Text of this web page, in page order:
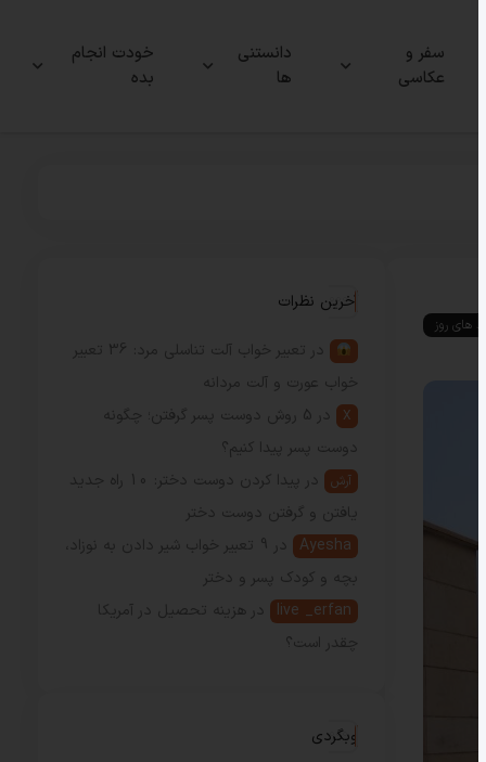
سفر و
عکاسی
دانستنی
ها
خودت انجام
بده
ترند های روز
آخرین نظرات
در
تعبیر خواب آلت تناسلی مرد: 36 تعبیر
خواب عورت و آلت مردانه
X در
5 روش دوست پسر گرفتن؛ چگونه
دوست پسر پیدا کنیم؟
آرش در
پیدا کردن دوست دختر: 10 راه جدید
یافتن و گرفتن دوست دختر
Ayesha
در
9 تعبیر خواب شیر دادن به نوزاد،
بچه و کودک پسر و دختر
live _erfan
در
هزینه تحصیل در آمریکا
چقدر است؟
وبگردی